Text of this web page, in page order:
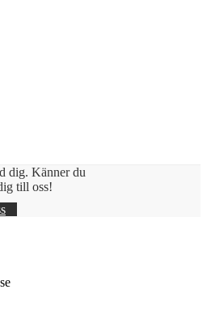
dig. Känner du
till oss!